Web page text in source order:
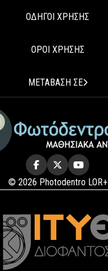
ΟΔΗΓΟΙ ΧΡΗΣΗΣ
ΟΡΟΙ ΧΡΗΣΗΣ
ΜΕΤΑΒΑΣΗ ΣΕ
© 2026 Photodentro LOR+